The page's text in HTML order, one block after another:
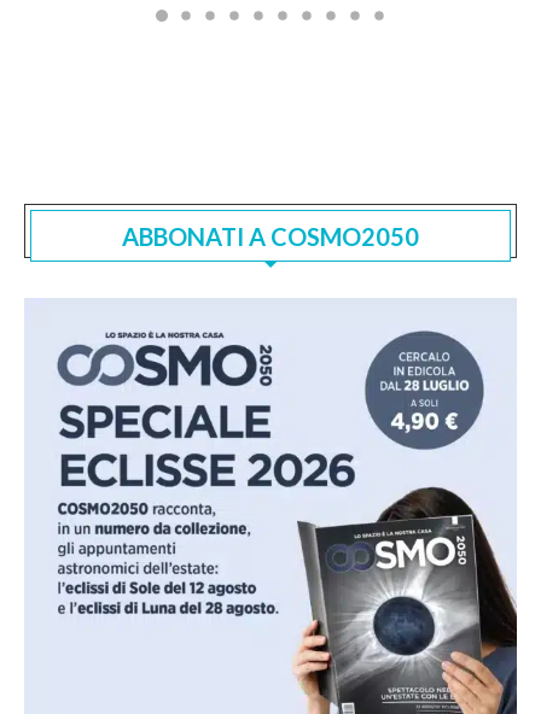
ABBONATI A COSMO2050